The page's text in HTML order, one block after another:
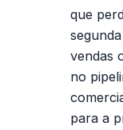
que
vendas
no
para a